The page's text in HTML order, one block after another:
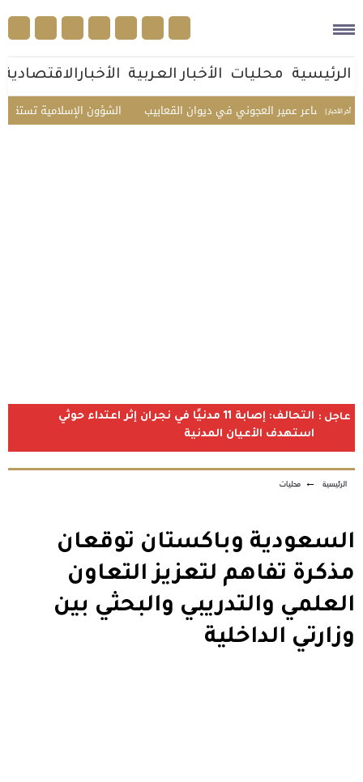
الرئيسية محليات الأخبار العربية الأخبارالاقتصادية
أخر الأخبار | الشؤون الإسلامية تستقبل ضيوف عمير العجوني في ديوان القعابيب
عاجل :
التحالف: إصابة 11 مدنيًا في نجران إثر اعتداء حوثي
استهدف الأعيان المدنية
الرئيسية ← محليات
السعودية وباكستان توقعان
مذكرة تفاهم لتعزيز التعاون
العلمي والتدريبي والبحثي بين
وزارتي الداخلية